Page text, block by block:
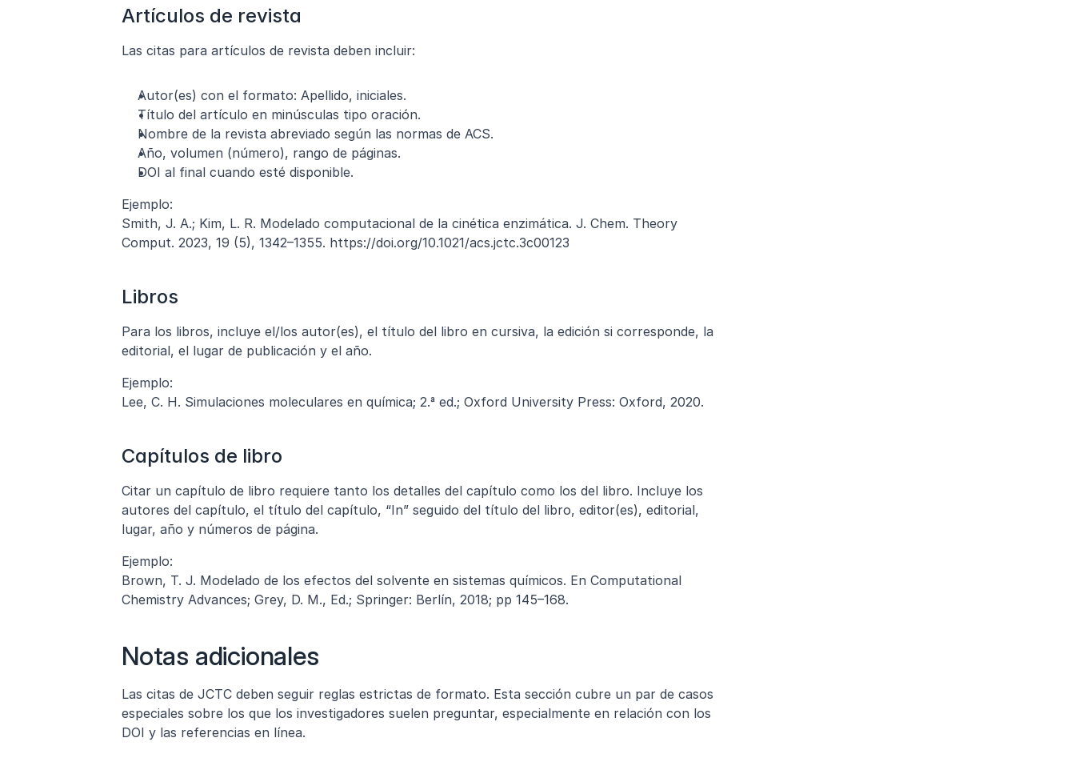
Artículos de revista
Las citas para artículos de revista deben incluir:
Autor(es) con el formato: Apellido, iniciales.
Título del artículo en minúsculas tipo oración.
Nombre de la revista abreviado según las normas de ACS.
Año, volumen (número), rango de páginas.
DOI al final cuando esté disponible.
Ejemplo:
Smith, J. A.; Kim, L. R. Modelado computacional de la cinética enzimática. J. Chem. Theory
Comput. 2023, 19 (5), 1342–1355. https://doi.org/10.1021/acs.jctc.3c00123
Libros
Para los libros, incluye el/los autor(es), el título del libro en cursiva, la edición si corresponde, la
editorial, el lugar de publicación y el año.
Ejemplo:
Lee, C. H. Simulaciones moleculares en química; 2.ª ed.; Oxford University Press: Oxford, 2020.
Capítulos de libro
Citar un capítulo de libro requiere tanto los detalles del capítulo como los del libro. Incluye los
autores del capítulo, el título del capítulo, “In” seguido del título del libro, editor(es), editorial,
lugar, año y números de página.
Ejemplo:
Brown, T. J. Modelado de los efectos del solvente en sistemas químicos. En Computational
Chemistry Advances; Grey, D. M., Ed.; Springer: Berlín, 2018; pp 145–168.
Notas adicionales
Las citas de JCTC deben seguir reglas estrictas de formato. Esta sección cubre un par de casos
especiales sobre los que los investigadores suelen preguntar, especialmente en relación con los
DOI y las referencias en línea.